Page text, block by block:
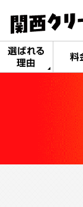
選ばれる
理由
料